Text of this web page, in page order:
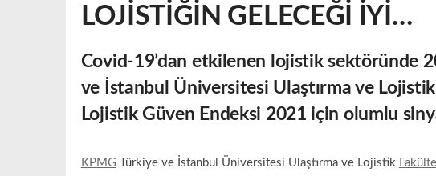
LOJİSTİĞİN GELECEĞİ İYİ…
Covid-19’dan etkilenen lojistik sektöründe
ve İstanbul Üniversitesi Ulaştırma ve
Lojistik Güven Endeksi 2021 için olumlu
KPMG Türkiye ve İstanbul Üniversitesi Ulaştırma ve Lojistik